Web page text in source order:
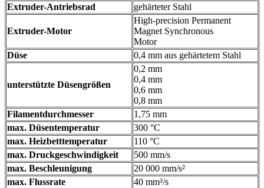
Extruder-Antriebsrad
gehärteter Stahl
Extruder-Motor
High-precision Permanent
Magnet Synchronous
Motor
Düse
0,4 mm aus gehärtetem Stahl
unterstützte Düsengrößen
0,2 mm
0,4 mm
0,6 mm
0,8 mm
Filamentdurchmesser
1,75 mm
max. Düsentemperatur
300 °C
max. Heizbetttemperatur
110 °C
max. Druckgeschwindigkeit
500 mm/s
max. Beschleunigung
20 000 mm/s²
max. Flussrate
40 mm³/s